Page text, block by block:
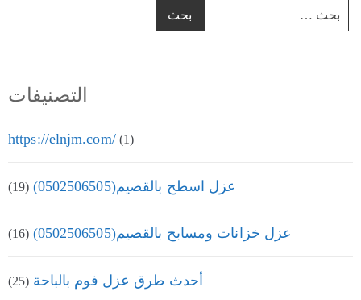
التصنيفات
https://elnjm.com/(1)
عزل اسطح بالقصيم(0502506505) (19)
عزل خزانات ومسابح بالقصيم(0502506505) (16)
أحدث طرق عزل فوم بالباحة (25)